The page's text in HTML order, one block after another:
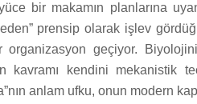
bir makamın planlarına
prensip olarak işlev
organizasyon geçiyor.
kavramı kendini mekanistik
anlam ufku, onun modern